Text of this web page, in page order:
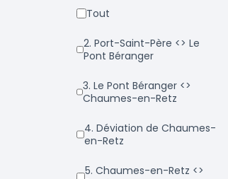
Tout
2. Port-Saint-Père <> Le
Pont Béranger
3. Le Pont Béranger <>
Chaumes-en-Retz
4. Déviation de Chaumes-
en-Retz
5. Chaumes-en-Retz <>